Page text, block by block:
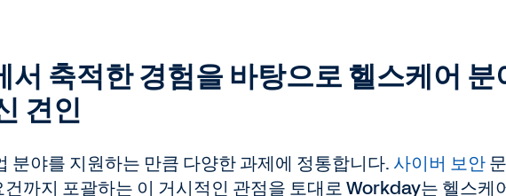
서 축적한 경험을 바탕으로 헬스케어 분
견인
분야를 지원하는 만큼 다양한 과제에 정통합니다. 사이버 보안
건까지 포괄하는 이 거시적인 관점을 토대로 Workday는 헬스케